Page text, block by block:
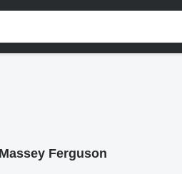
Ferguson